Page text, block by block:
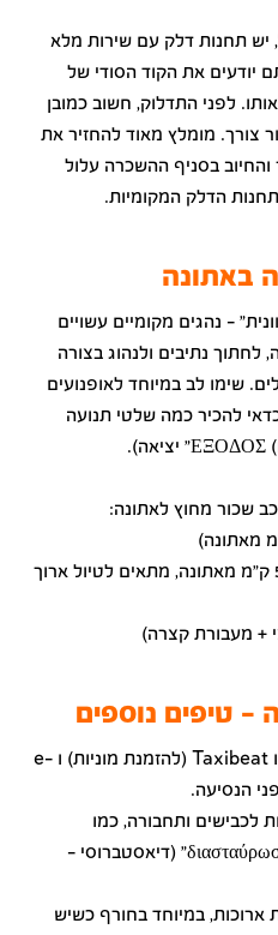
יש תחנות דלק עם שירות מלא
יודעים את הקוד הסודי של
לפני התדלוק, חשוב כמובן
צורך. מומלץ מאוד להחזיר את
בסניף ההשכרה עלול
הדלק המקומיות.
באתונה
- נהגים מקומיים עשויים
נתיבים ולנהוג בצורה
שימו לב במיוחד לאופנועים
להכיר כמה שלטי תנועה
שכור מחוץ לאתונה:
· חצי האי חלקידיקי (כ-500 ק"מ מאתונה, מתאים לטיול ארוך
+ מעבורת קצרה)
טיפים נוספים
הורידו אפליקציות שימושיות כמו Taxibeat (להזמנת מוניות) ו e-
לכבישים ותחבורה, כמו
"δρόμος" (דרומוס - כביש) ו-"διασταύρωση" (דיאסטברוסי –
ארוכות, במיוחד בחורף כשיש